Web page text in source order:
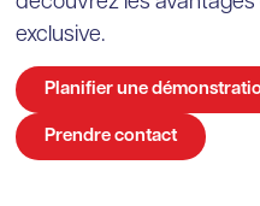
exclusive.
Planifier une
Prendre contact